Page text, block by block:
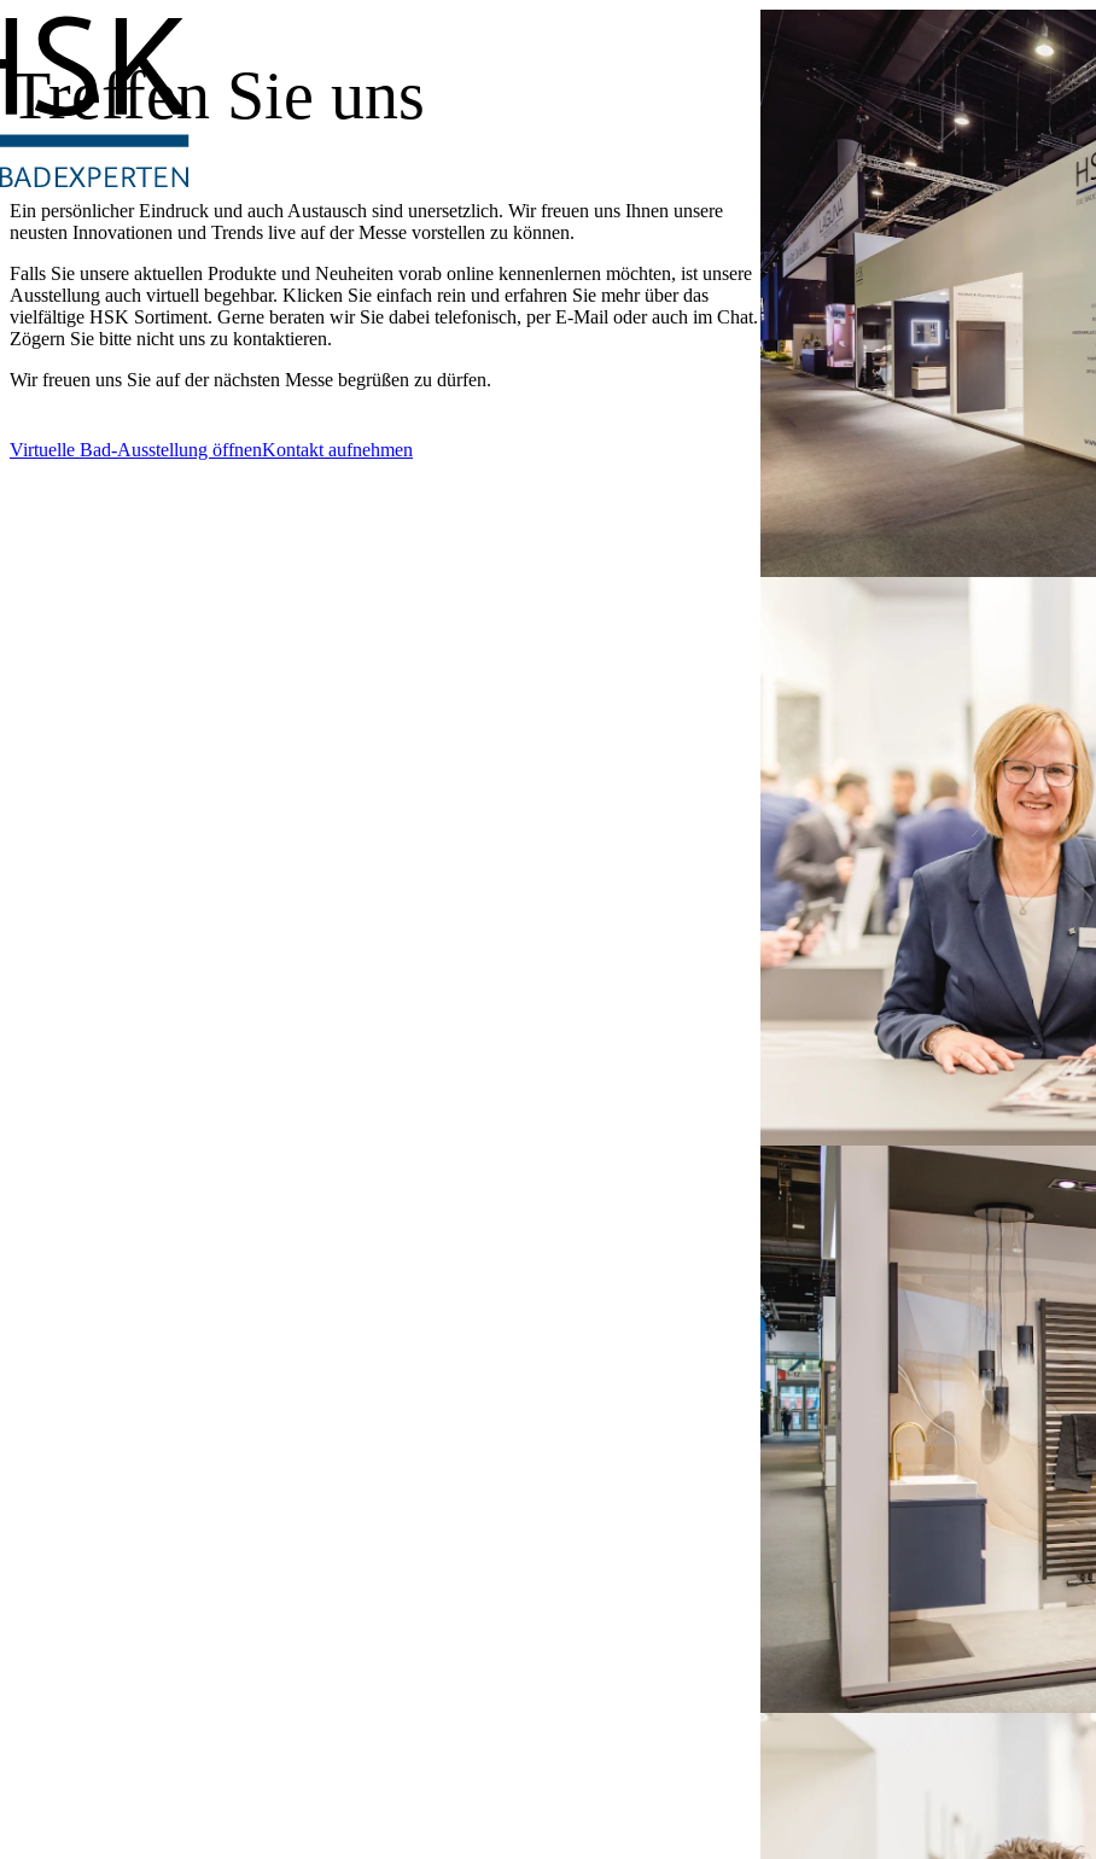
Treffen Sie uns
Ein persönlicher Eindruck und auch Austausch sind unersetzlich. Wir freuen uns Ihnen unsere
neusten Innovationen und Trends live auf der Messe vorstellen zu können.
Falls Sie unsere aktuellen Produkte und Neuheiten vorab online kennenlernen möchten, ist unsere
Ausstellung auch virtuell begehbar. Klicken Sie einfach rein und erfahren Sie mehr über das
vielfältige HSK Sortiment. Gerne beraten wir Sie dabei telefonisch, per E-Mail oder auch im Chat.
Zögern Sie bitte nicht uns zu kontaktieren.
Wir freuen uns Sie auf der nächsten Messe begrüßen zu dürfen.
Virtuelle Bad-Ausstellung öffnenKontakt aufnehmen